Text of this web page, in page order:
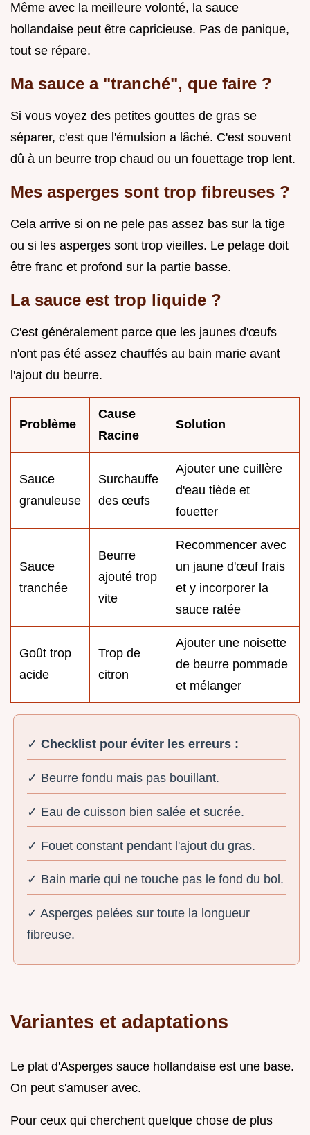
Même avec la meilleure volonté, la sauce
hollandaise peut être capricieuse. Pas de panique,
tout se répare.
Ma sauce a "tranché", que faire ?
Si vous voyez des petites gouttes de gras se
séparer, c'est que l'émulsion a lâché. C'est souvent
dû à un beurre trop chaud ou un fouettage trop lent.
Mes asperges sont trop fibreuses ?
Cela arrive si on ne pele pas assez bas sur la tige
ou si les asperges sont trop vieilles. Le pelage doit
être franc et profond sur la partie basse.
La sauce est trop liquide ?
C'est généralement parce que les jaunes d'œufs
n'ont pas été assez chauffés au bain marie avant
l'ajout du beurre.
Problème
Cause
Racine
Solution
Sauce
granuleuse
Surchauffe
des œufs
Ajouter une cuillère
d'eau tiède et
fouetter
Sauce
tranchée
Beurre
ajouté trop
vite
Recommencer avec
un jaune d'œuf frais
et y incorporer la
sauce ratée
Goût trop
acide
Trop de
citron
Ajouter une noisette
de beurre pommade
et mélanger
✓Checklist pour éviter les erreurs :
✓ Beurre fondu mais pas bouillant.
✓ Eau de cuisson bien salée et sucrée.
✓ Fouet constant pendant l'ajout du gras.
✓ Bain marie qui ne touche pas le fond du bol.
✓ Asperges pelées sur toute la longueur
fibreuse.
Variantes et adaptations
Le plat d'Asperges sauce hollandaise est une base.
On peut s'amuser avec.
Pour ceux qui cherchent quelque chose de plus